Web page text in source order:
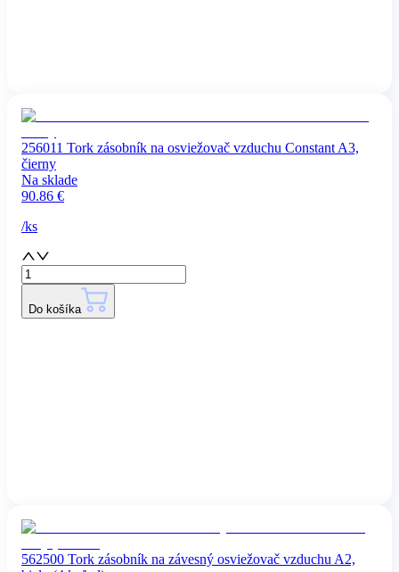
256011 Tork zásobník na osviežovač vzduchu Constant A3,
čierny
Na sklade
90.86 €
/ks
Do košíka
562500 Tork zásobník na závesný osviežovač vzduchu A2,